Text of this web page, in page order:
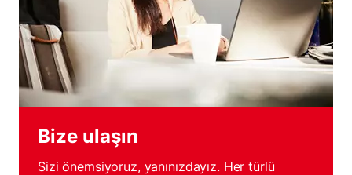
Bize ulaşın
Sizi önemsiyoruz, yanınızdayız. Her türlü